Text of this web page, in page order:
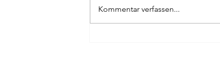
Kommentar verfassen...